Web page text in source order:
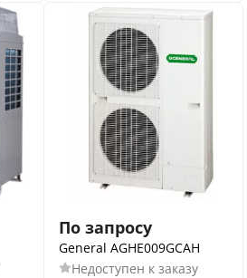
По запросу
General AGHE009GCAH
Недоступен к заказу